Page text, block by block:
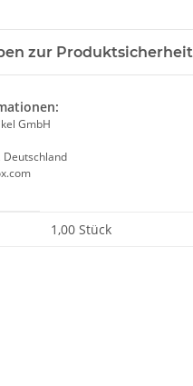
zur Produktsicherheit
GmbH
Deutschland
1,00 Stück